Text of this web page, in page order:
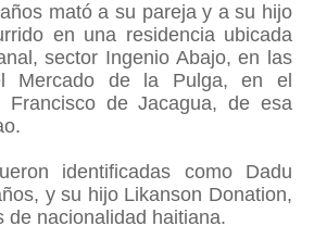
mató a su pareja y a su hijo
en una residencia ubicada
sector Ingenio Abajo, en las
Mercado de la Pulga, en el
Francisco de Jacagua, de esa
identificadas como Dadu
y su hijo Likanson Donation,
de nacionalidad haitiana.